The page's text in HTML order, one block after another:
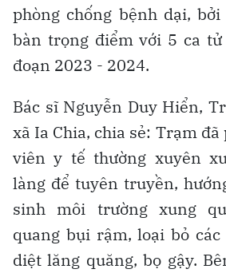
phòng chống bệnh dại,
bàn trọng điểm với 5 ca
đoạn 2023 - 2024.
Bác sĩ Nguyễn Duy Hiển,
xã Ia Chia, chia sẻ: Trạm
viên y tế thường xuyên
làng để tuyên truyền,
sinh môi trường xung
quang bụi rậm, loại bỏ các
diệt lăng quăng, bọ gậy.